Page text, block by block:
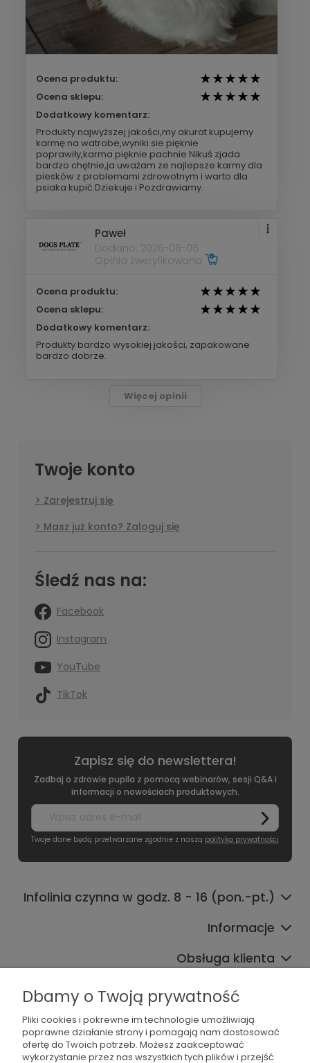
Ocena produktu:
Ocena sklepu:
Dodatkowy komentarz:
Produkty najwyższej jakości,my akurat kupujemy
karmę na watrobe,wyniki sie pięknie
poprawiły,karma pięknie pachnie Nikuś zjada
bardzo chętnie,ja uważam ze najlepsze karmy dla
piesków z problemami zdrowotnym i warto dla
psiaka kupić.Dziekuje i Pozdrawiamy.
Paweł
Dodano: 2026-08-06
Opinia zweryfikowana
Ocena produktu:
Ocena sklepu:
Dodatkowy komentarz:
Produkty bardzo wysokiej jakości, zapakowane
bardzo dobrze.
Więcej opinii
Twoje konto
Zarejestruj się
Masz już konto? Zaloguj się
Śledź nas na:
Facebook
Instagram
YouTube
TikTok
Zapisz się do newslettera!
Zadbaj o zdrowie pupila z pomocą webinarów, sesji Q&A i
informacji o nowościach produktowych.
Twoje dane będą przetwarzane zgodnie z naszą polityką prywatności
Infolinia czynna w godz. 8 - 16 (pon.-pt.)
Informacje
Obsługa klienta
Współpraca
Dbamy o Twoją prywatność
Pliki cookies i pokrewne im technologie umożliwiają
poprawne działanie strony i pomagają nam dostosować
ofertę do Twoich potrzeb. Możesz zaakceptować
wykorzystanie przez nas wszystkich tych plików i przejść